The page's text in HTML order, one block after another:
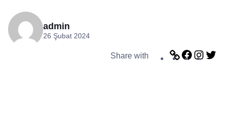
admin
26 Şubat 2024
Share with
L
F
a
n